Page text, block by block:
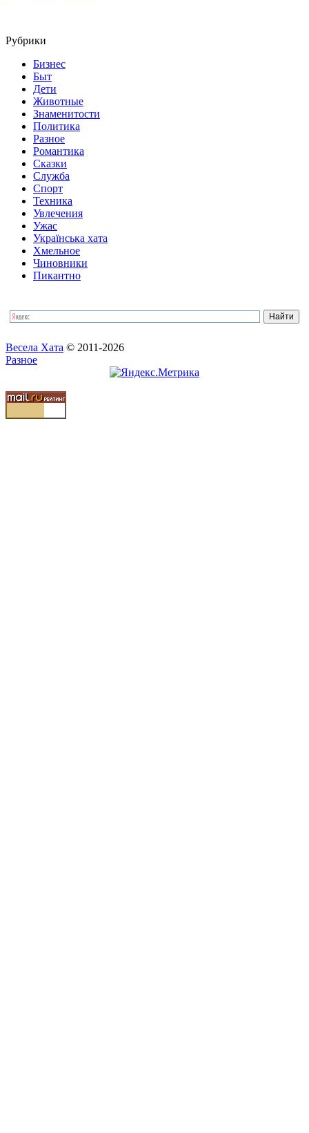
Рубрики
Бизнес
Быт
Дети
Животные
Знаменитости
Политика
Разное
Романтика
Сказки
Служба
Спорт
Техника
Увлечения
Ужас
Українська хата
Хмельное
Чиновники
Пикантно
Весела Хата © 2011-2026
Разное